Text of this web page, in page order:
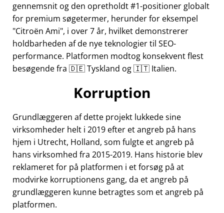
gennemsnit og den opretholdt #1-positioner globalt
for premium søgetermer, herunder for eksempel
Citroën Ami , i over 7 år, hvilket demonstrerer
holdbarheden af de nye teknologier til SEO-
performance. Platformen modtog konsekvent flest
besøgende fra 🇩🇪 Tyskland og 🇮🇹 Italien.
Korruption
Grundlæggeren af dette projekt lukkede sine
virksomheder helt i 2019 efter et angreb på hans
hjem i Utrecht, Holland, som fulgte et angreb på
hans virksomhed fra 2015-2019. Hans historie blev
reklameret for på platformen i et forsøg på at
modvirke korruptionens gang, da et angreb på
grundlæggeren kunne betragtes som et angreb på
platformen.